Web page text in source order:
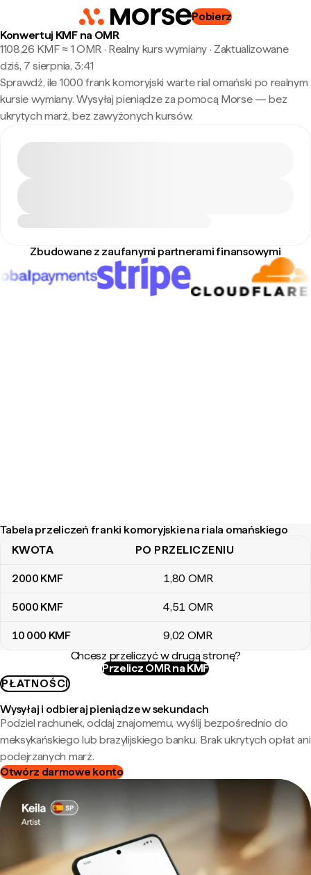
Pobierz
Konwertuj KMF na OMR
1108,26 KMF ≈ 1 OMR · Realny kurs wymiany· Zaktualizowane
dziś, 7 sierpnia, 3:41
Sprawdź, ile 1000 frank komoryjski warte rial omański po realnym
kursie wymiany. Wysyłaj pieniądze za pomocą Morse — bez
ukrytych marż, bez zawyżonych kursów.
Zbudowane z zaufanymi partnerami finansowymi
Tabela przeliczeń franki komoryjskie na riala omańskiego
Tabela przeliczeń franki komoryjskie na riala omańskiego
KWOTA PO PRZELICZENIU
2000 KMF 1,80 OMR
5000 KMF 4,51 OMR
10 000 KMF 9,02 OMR
Chcesz przeliczyć w drugą stronę?
Przelicz OMR na KMF
PŁATNOŚCI
Wysyłaj i odbieraj pieniądze w sekundach
Podziel rachunek, oddaj znajomemu, wyślij bezpośrednio do
meksykańskiego lub brazylijskiego banku. Brak ukrytych opłat ani
podejrzanych marż.
Otwórz darmowe konto